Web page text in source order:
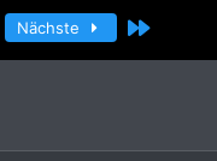
Nächste Letzte